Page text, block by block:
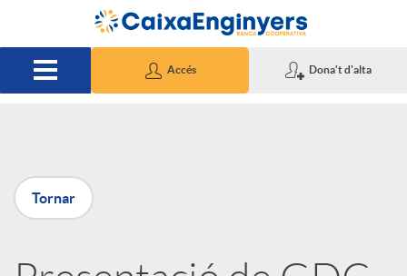
Salta al contingut principal
Accés Dona't d'alta
P
u
Tornar